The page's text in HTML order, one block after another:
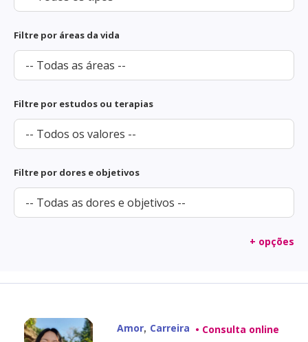
Filtre por áreas da vida
Filtre por estudos ou terapias
Filtre por dores e objetivos
+ opções
Amor, Carreira • Consulta online